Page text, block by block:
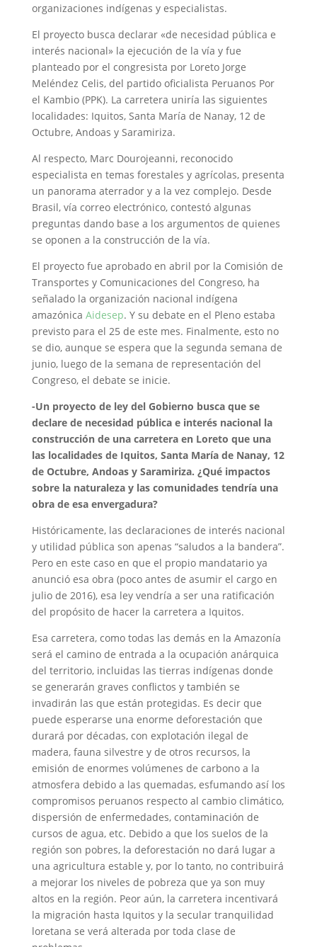
organizaciones indígenas y especialistas.
El proyecto busca declarar «de necesidad pública e
interés nacional» la ejecución de la vía y fue
planteado por el congresista por Loreto Jorge
Meléndez Celis, del partido oficialista Peruanos Por
el Kambio (PPK). La carretera uniría las siguientes
localidades: Iquitos, Santa María de Nanay, 12 de
Octubre, Andoas y Saramiriza.
Al respecto, Marc Dourojeanni, reconocido
especialista en temas forestales y agrícolas, presenta
un panorama aterrador y a la vez complejo. Desde
Brasil, vía correo electrónico, contestó algunas
preguntas dando base a los argumentos de quienes
se oponen a la construcción de la vía.
El proyecto fue aprobado en abril por la Comisión de
Transportes y Comunicaciones del Congreso, ha
señalado la organización nacional indígena
amazónica Aidesep. Y su debate en el Pleno estaba
previsto para el 25 de este mes. Finalmente, esto no
se dio, aunque se espera que la segunda semana de
junio, luego de la semana de representación del
Congreso, el debate se inicie.
-Un proyecto de ley del Gobierno busca que se
declare de necesidad pública e interés nacional la
construcción de una carretera en Loreto que una
las localidades de Iquitos, Santa María de Nanay, 12
de Octubre, Andoas y Saramiriza. ¿Qué impactos
sobre la naturaleza y las comunidades tendría una
obra de esa envergadura?
Históricamente, las declaraciones de interés nacional
y utilidad pública son apenas “saludos a la bandera”.
Pero en este caso en que el propio mandatario ya
anunció esa obra (poco antes de asumir el cargo en
julio de 2016), esa ley vendría a ser una ratificación
del propósito de hacer la carretera a Iquitos.
Esa carretera, como todas las demás en la Amazonía
será el camino de entrada a la ocupación anárquica
del territorio, incluidas las tierras indígenas donde
se generarán graves conflictos y también se
invadirán las que están protegidas. Es decir que
puede esperarse una enorme deforestación que
durará por décadas, con explotación ilegal de
madera, fauna silvestre y de otros recursos, la
emisión de enormes volúmenes de carbono a la
atmosfera debido a las quemadas, esfumando así los
compromisos peruanos respecto al cambio climático,
dispersión de enfermedades, contaminación de
cursos de agua, etc. Debido a que los suelos de la
región son pobres, la deforestación no dará lugar a
una agricultura estable y, por lo tanto, no contribuirá
a mejorar los niveles de pobreza que ya son muy
altos en la región. Peor aún, la carretera incentivará
la migración hasta Iquitos y la secular tranquilidad
loretana se verá alterada por toda clase de